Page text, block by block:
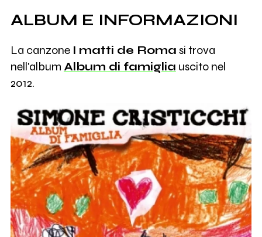
ALBUM E INFORMAZIONI
La canzone I matti de Roma si trova
nell'album Album di famiglia uscito nel
2012.